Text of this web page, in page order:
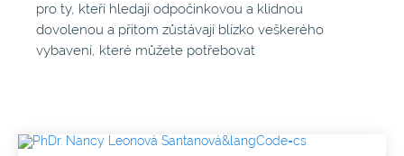
pro ty, kteří hledají odpočinkovou a klidnou
dovolenou a přitom zůstávají blízko veškerého
vybavení, které můžete potřebovat